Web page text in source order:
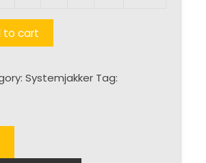
to cart
Systemjakker Tag: